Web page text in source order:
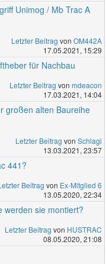
Unimog / Mb Trac A
Letzter Beitrag von OM442A
17.05.2021, 15:29
für Nachbau
Letzter Beitrag von mdeacon
17.03.2021, 14:04
großen alten Baureihe
Letzter Beitrag von Schlagi
13.03.2021, 23:57
441?
Beitrag von Ex-Mitglied 6
13.05.2020, 22:34
werden sie montiert?
Letzter Beitrag von HUSTRAC
08.05.2020, 21:08